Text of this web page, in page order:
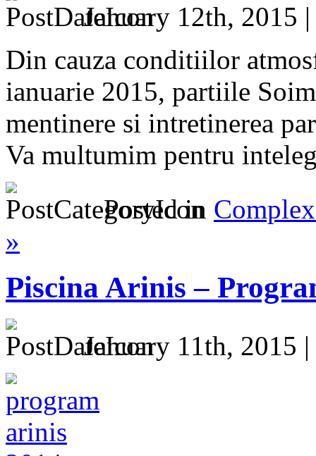
January 12th, 2015
Din cauza conditiilor
ianuarie 2015, parti​ile
mentinere si intretinerea
Va multumim pentru
Posted in
»
Piscina Arinis –
January 11th, 2015 |